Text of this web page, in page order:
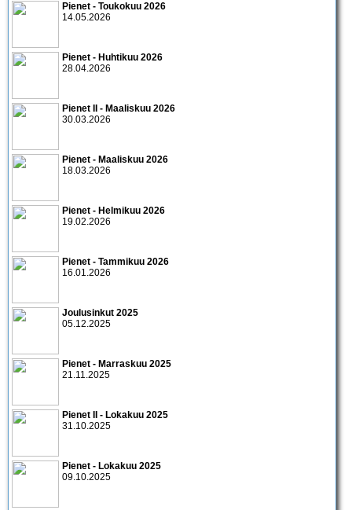
Pienet - Toukokuu 2026
14.05.2026
Pienet - Huhtikuu 2026
28.04.2026
Pienet II - Maaliskuu 2026
30.03.2026
Pienet - Maaliskuu 2026
18.03.2026
Pienet - Helmikuu 2026
19.02.2026
Pienet - Tammikuu 2026
16.01.2026
Joulusinkut 2025
05.12.2025
Pienet - Marraskuu 2025
21.11.2025
Pienet II - Lokakuu 2025
31.10.2025
Pienet - Lokakuu 2025
09.10.2025